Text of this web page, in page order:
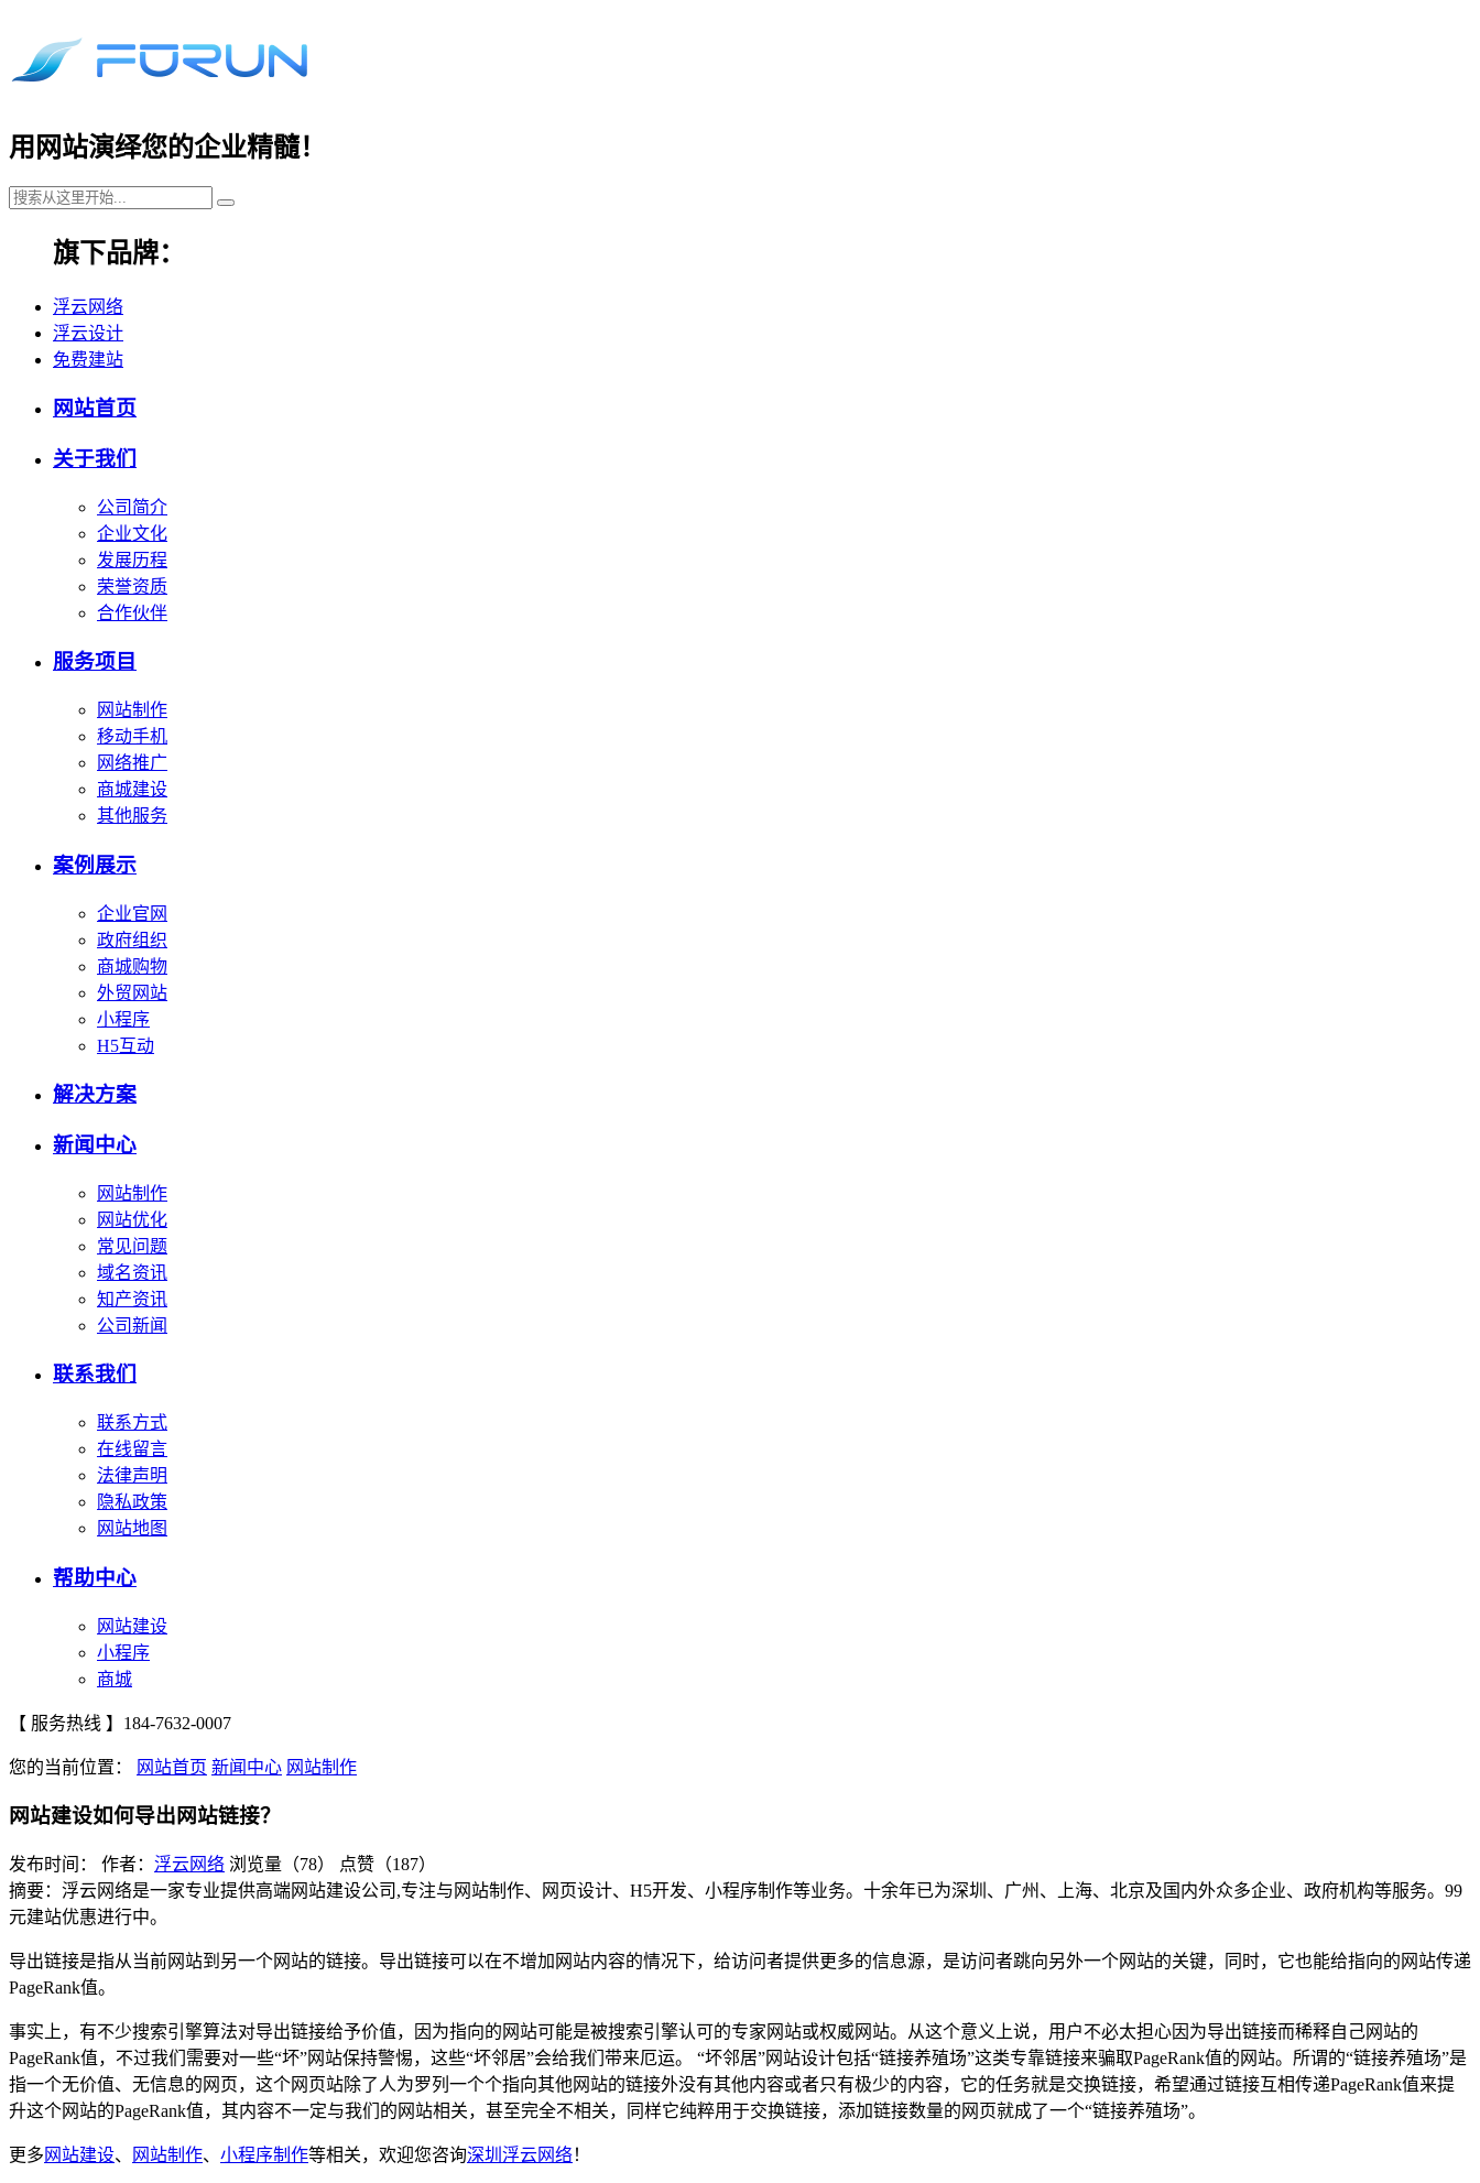
用网站演绎您的企业精髓！
旗下品牌：
浮云网络
浮云设计
免费建站
网站首页
关于我们
公司简介
企业文化
发展历程
荣誉资质
合作伙伴
服务项目
网站制作
移动手机
网络推广
商城建设
其他服务
案例展示
企业官网
政府组织
商城购物
外贸网站
小程序
H5互动
解决方案
新闻中心
网站制作
网站优化
常见问题
域名资讯
知产资讯
公司新闻
联系我们
联系方式
在线留言
法律声明
隐私政策
网站地图
帮助中心
网站建设
小程序
商城
【 服务热线 】 184-7632-0007
您的当前位置： 网站首页 新闻中心 网站制作
网站建设如何导出网站链接？
发布时间： 作者： 浮云网络 浏览量（78）
点赞（187）
摘要：浮云网络是一家专业提供高端网站建设公司,专注与网站制作、网页设计、H5开发、小程序制作等业务。十余年已为深圳、广州、上海、北京及国内外众多企业、政府机构等服务。99
元建站优惠进行中。
导出链接是指从当前网站到另一个网站的链接。导出链接可以在不增加网站内容的情况下，给访问者提供更多的信息源，是访问者跳向另外一个网站的关键，同时，它也能给指向的网站传递
PageRank值。
事实上，有不少搜索引擎算法对导出链接给予价值，因为指向的网站可能是被搜索引擎认可的专家网站或权威网站。从这个意义上说，用户不必太担心因为导出链接而稀释自己网站的
PageRank值，不过我们需要对一些“坏”网站保持警惕，这些“坏邻居”会给我们带来厄运。 “坏邻居”网站设计包括“链接养殖场”这类专靠链接来骗取PageRank值的网站。所谓的“链接养殖场”是
指一个无价值、无信息的网页，这个网页站除了人为罗列一个个指向其他网站的链接外没有其他内容或者只有极少的内容，它的任务就是交换链接，希望通过链接互相传递PageRank值来提
升这个网站的PageRank值，其内容不一定与我们的网站相关，甚至完全不相关，同样它纯粹用于交换链接，添加链接数量的网页就成了一个“链接养殖场”。
更多 网站建设、 网站制作、 小程序制作等相关，欢迎您咨询深圳浮云网络！